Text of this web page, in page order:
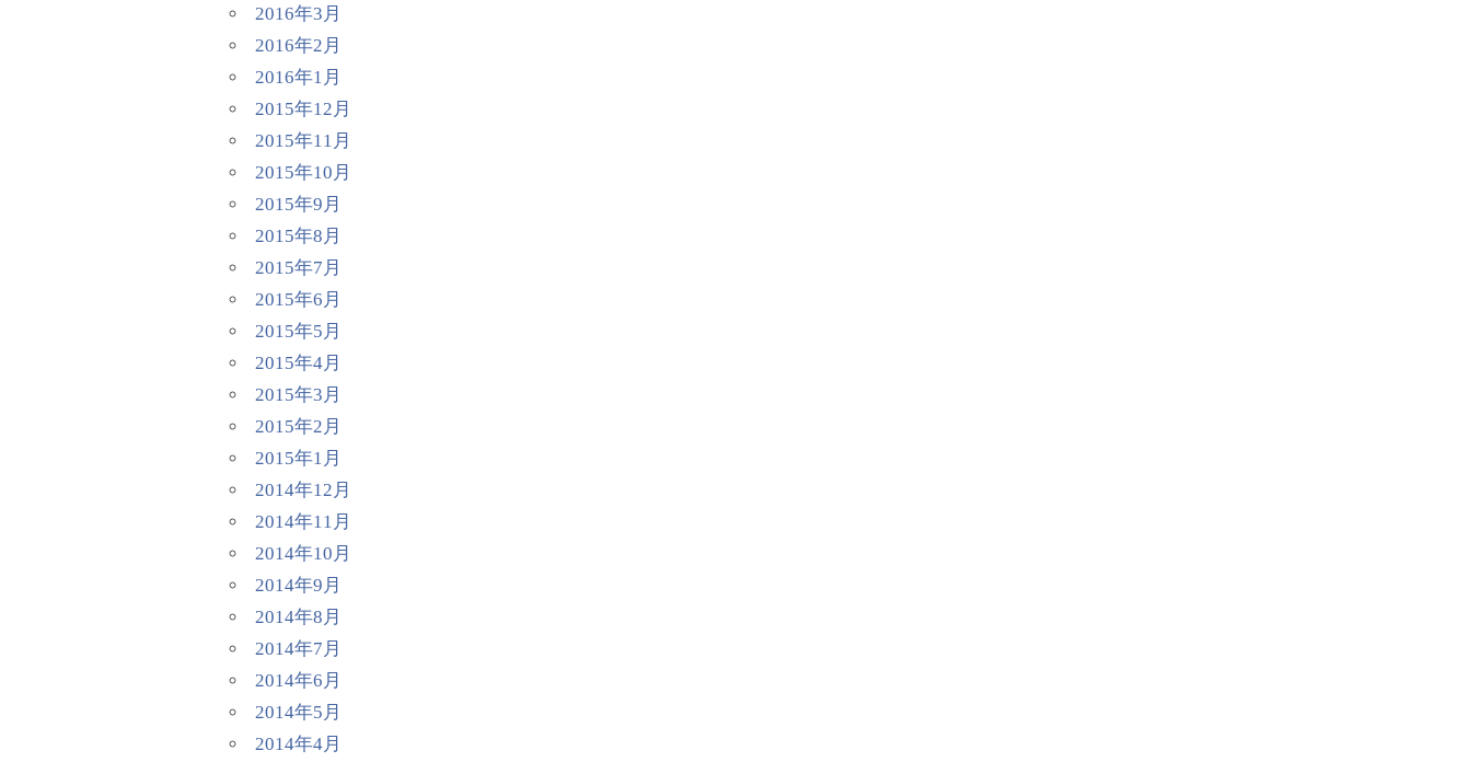
2016年3月
2016年2月
2016年1月
2015年12月
2015年11月
2015年10月
2015年9月
2015年8月
2015年7月
2015年6月
2015年5月
2015年4月
2015年3月
2015年2月
2015年1月
2014年12月
2014年11月
2014年10月
2014年9月
2014年8月
2014年7月
2014年6月
2014年5月
2014年4月